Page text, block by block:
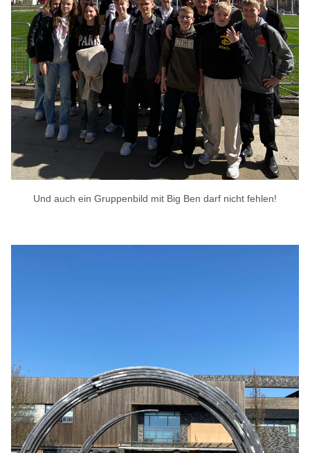
Und auch ein Gruppenbild mit Big Ben darf nicht fehlen!